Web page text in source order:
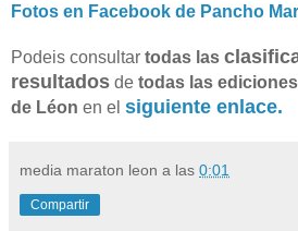
Fotos en Facebook de Pancho
Podeis consultar todas las
resultados de todas las
de Léon en el siguiente enlace.
media maraton leon a las 0:01
Compartir